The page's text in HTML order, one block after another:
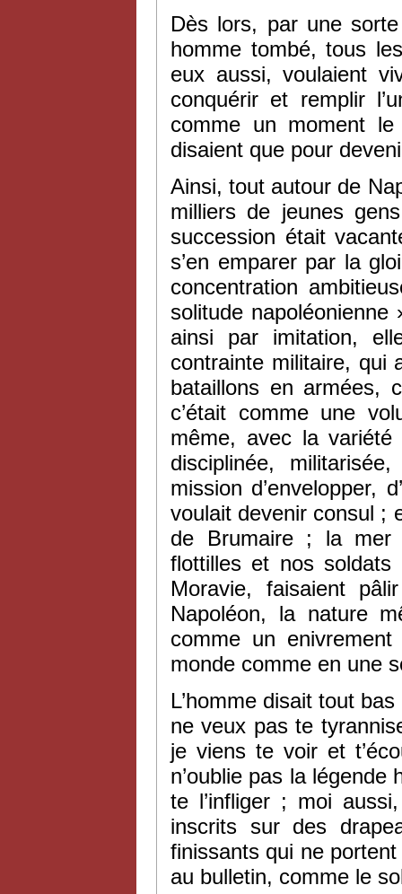
Dès lors, par une
homme tombé, tous
eux aussi, voulaient
conquérir et remplir
comme un moment
disaient que pour
Ainsi, tout autour de
milliers de jeunes
succession était
s’en emparer par la
concentration
solitude
ainsi par imitation,
contrainte militaire, qui
bataillons en armées,
c’était comme une
même, avec la
disciplinée,
mission d’envelopper,
voulait devenir consul ;
de Brumaire ; la mer
flottilles et nos
Moravie, faisaient
Napoléon, la nature
comme un
monde comme en une
L’homme disait tout
ne veux pas te
je viens te voir et
n’oublie pas la légende
te l’infliger ; moi
inscrits sur des
finissants qui ne
au bulletin, comme le